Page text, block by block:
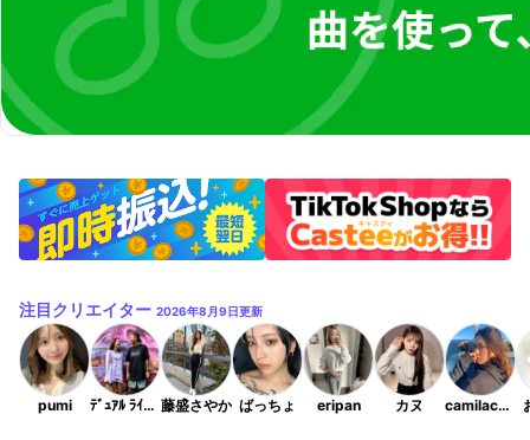
注目クリエイター 2026年8月9日更新
pumi ﾃﾞｭｱﾙ ﾗｲﾌ ｶｯﾌﾟﾙ 宮古島✈️🌺 藤盛さやか ばっちょ eripan カヌ camilachan77